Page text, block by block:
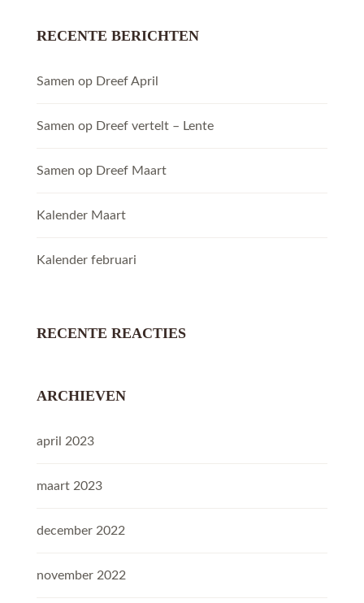
RECENTE BERICHTEN
Samen op Dreef April
Samen op Dreef vertelt – Lente
Samen op Dreef Maart
Kalender Maart
Kalender februari
RECENTE REACTIES
ARCHIEVEN
april 2023
maart 2023
december 2022
november 2022